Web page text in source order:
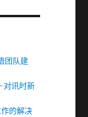
团队建
对讯时新
的解决